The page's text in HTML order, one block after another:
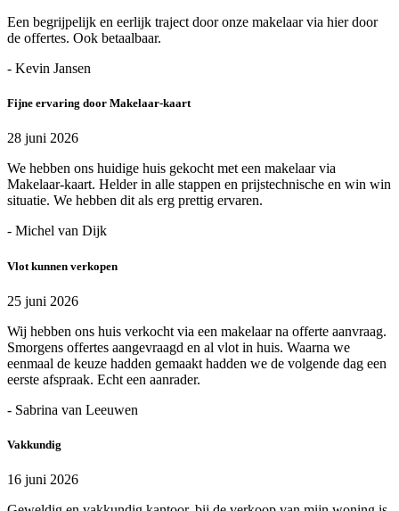
Een begrijpelijk en eerlijk traject door onze makelaar via hier door
de offertes. Ook betaalbaar.
- Kevin Jansen
Fijne ervaring door Makelaar-kaart
28 juni 2026
We hebben ons huidige huis gekocht met een makelaar via
Makelaar-kaart. Helder in alle stappen en prijstechnische en win win
situatie. We hebben dit als erg prettig ervaren.
- Michel van Dijk
Vlot kunnen verkopen
25 juni 2026
Wij hebben ons huis verkocht via een makelaar na offerte aanvraag.
Smorgens offertes aangevraagd en al vlot in huis. Waarna we
eenmaal de keuze hadden gemaakt hadden we de volgende dag een
eerste afspraak. Echt een aanrader.
- Sabrina van Leeuwen
Vakkundig
16 juni 2026